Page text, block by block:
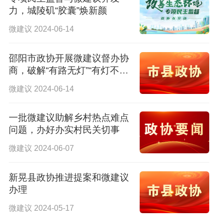
力，城陵矶“胶囊”焕新颜
微建议 2024-06-14
邵阳市政协开展微建议督办协
商，破解“有路无灯”“有灯不
微建议 2024-06-14
一批微建议助解乡村热点难点
问题，办好办实村民关切事
微建议 2024-06-07
新晃县政协推进提案和微建议
办理
微建议 2024-05-17